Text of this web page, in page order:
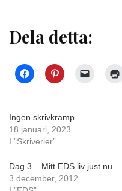
Dela detta:
Ingen skrivkramp
18 januari, 2023
I ”Skriverier”
Dag 3 – Mitt EDS liv just nu
3 december, 2012